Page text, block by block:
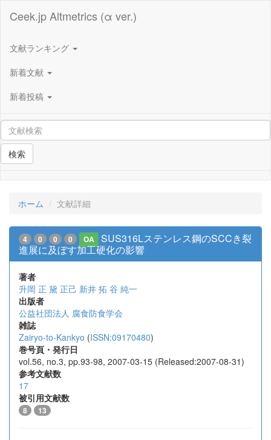
Ceek.jp Altmetrics (α ver.)
文献ランキング
新着文献
新着投稿
検索
ホーム 文献詳細
4 0 0 0 OA
SUS316Lステンレス鋼のSCCき裂
進展に及ぼす加工硬化の影響
著者
升岡 正 黛 正己 新井 拓 谷 純一
出版者
公益社団法人 腐食防食学会
雑誌
Zairyo-to-Kankyo (ISSN:09170480)
巻号頁・発行日
vol.56, no.3, pp.93-98, 2007-03-15 (Released:2007-08-31)
参考文献数
17
被引用文献数
8 13